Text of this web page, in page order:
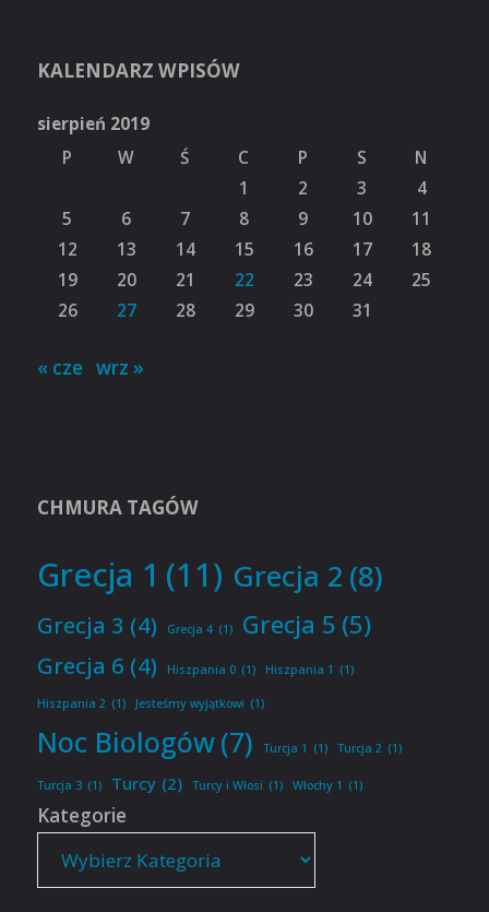
KALENDARZ WPISÓW
sierpień 2019
P
W Ś C P S
N
1
2 3
4
5
6 7 8 9 10
11
12
13 14 15 16 17
18
19
20 21 22 23 24
25
26
27 28 29 30 31
« cze wrz »
CHMURA TAGÓW
Grecja 1 (11) Grecja 2 (8)
Grecja 3 (4) Grecja 4 (1) Grecja 5 (5)
Grecja 6 (4) Hiszpania 0 (1) Hiszpania 1 (1)
Hiszpania 2 (1) Jesteśmy wyjątkowi (1)
Noc Biologów(7) Turcja 1 (1) Turcja 2 (1)
Turcja 3 (1) Turcy (2) Turcy i Włosi (1) Włochy 1 (1)
Kategorie